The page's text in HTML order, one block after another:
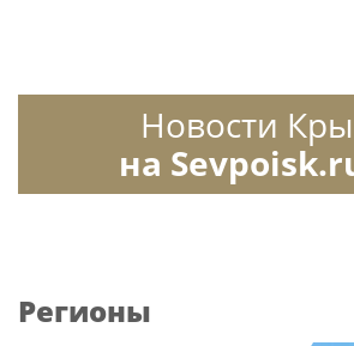
Новости
на
Регионы